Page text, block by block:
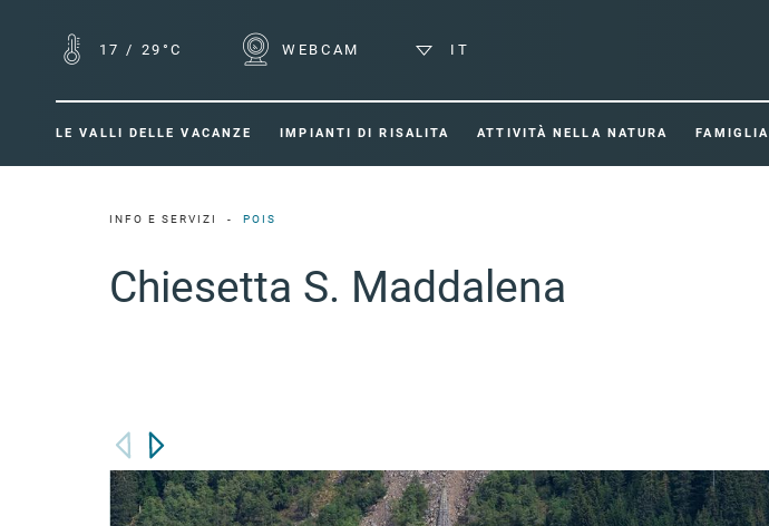
17 / 29°C WEBCAM IT
LE VALLI DELLE VACANZE IMPIANTI DI RISALITA ATTIVITÀ NELLA NATURA FAMIGLIA
INFO E SERVIZI POIS
Chiesetta S. Maddalena